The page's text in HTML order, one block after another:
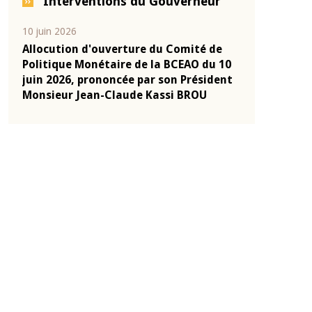
04 mars 2026
Allocution d'ouverture du Comité de
Politique Monétaire de la BCEAO du 4
mars 2026, prononcée par son Président
Monsieur Jean-Claude Kassi BROU